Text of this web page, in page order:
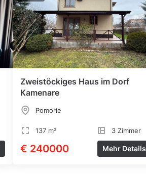
Zweistöckiges Haus im Dorf
Kamenare
Pomorie
137 m² 3 Zimmer
€ 240000 Mehr Details